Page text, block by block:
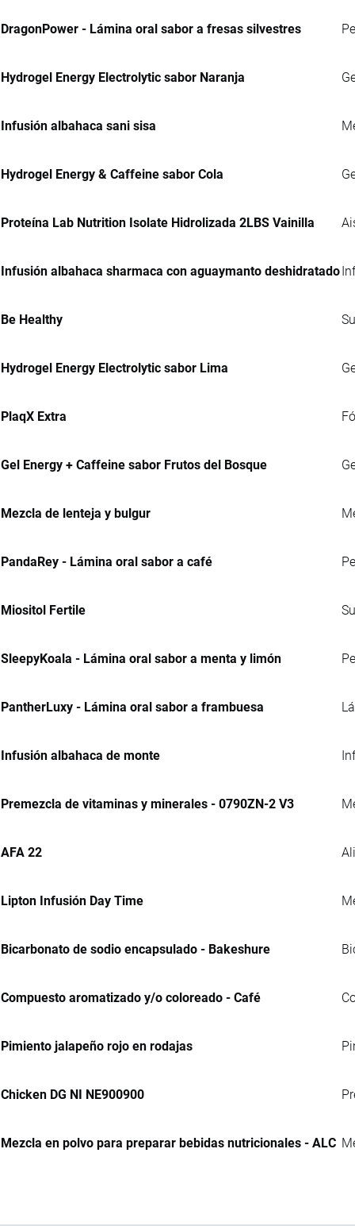
DragonPower - Lámina oral sabor a fresas silvestres
Hydrogel Energy Electrolytic sabor Naranja
Infusión albahaca sani sisa
Hydrogel Energy & Caffeine sabor Cola
Proteína Lab Nutrition Isolate Hidrolizada 2LBS Vainilla
Infusión albahaca sharmaca con aguaymanto deshidratado
Be Healthy
Hydrogel Energy Electrolytic sabor Lima
PlaqX Extra
Gel Energy + Caffeine sabor Frutos del Bosque
Mezcla de lenteja y bulgur
PandaRey - Lámina oral sabor a café
Miositol Fertile
SleepyKoala - Lámina oral sabor a menta y limón
PantherLuxy - Lámina oral sabor a frambuesa
Infusión albahaca de monte
Premezcla de vitaminas y minerales - 0790ZN-2 V3
AFA 22
Lipton Infusión Day Time
Bicarbonato de sodio encapsulado - Bakeshure
Compuesto aromatizado y/o coloreado - Café
Pimiento jalapeño rojo en rodajas
Chicken DG NI NE900900
Mezcla en polvo para preparar bebidas nutricionales - ALC